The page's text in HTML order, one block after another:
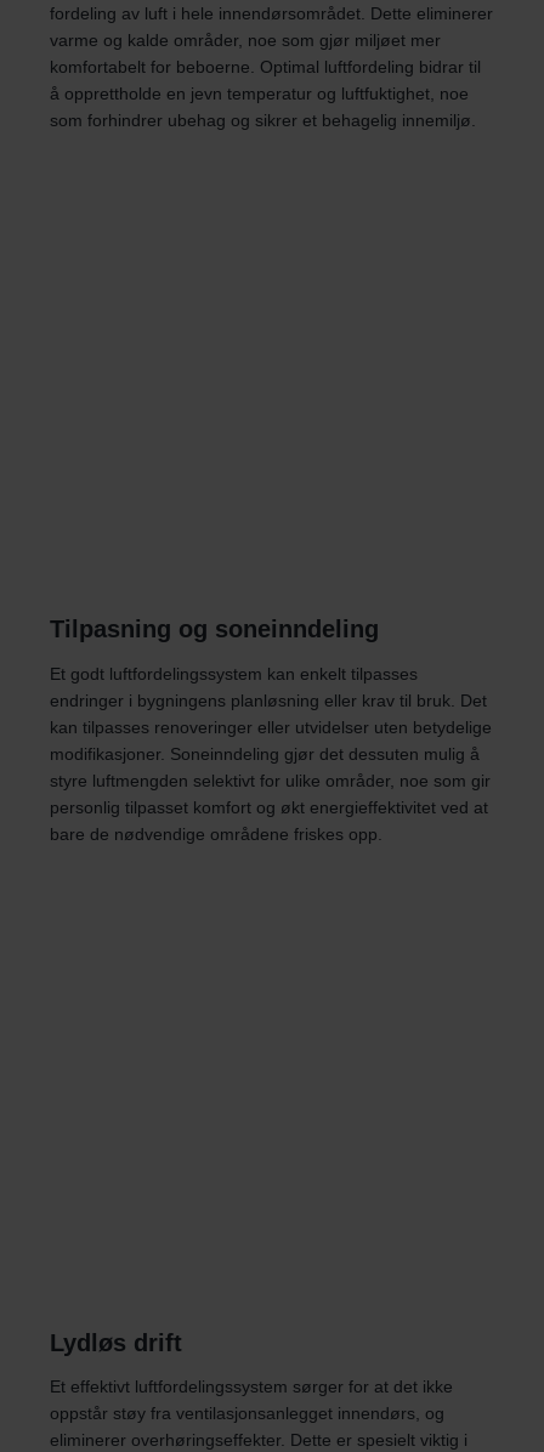
fordeling av luft i hele innendørsområdet. Dette eliminerer
varme og kalde områder, noe som gjør miljøet mer
komfortabelt for beboerne. Optimal luftfordeling bidrar til
å opprettholde en jevn temperatur og luftfuktighet, noe
som forhindrer ubehag og sikrer et behagelig innemiljø.
Tilpasning og soneinndeling
Et godt luftfordelingssystem kan enkelt tilpasses
endringer i bygningens planløsning eller krav til bruk. Det
kan tilpasses renoveringer eller utvidelser uten betydelige
modifikasjoner. Soneinndeling gjør det dessuten mulig å
styre luftmengden selektivt for ulike områder, noe som gir
personlig tilpasset komfort og økt energieffektivitet ved at
bare de nødvendige områdene friskes opp.
Lydløs drift
Et effektivt luftfordelingssystem sørger for at det ikke
oppstår støy fra ventilasjonsanlegget innendørs, og
eliminerer overhøringseffekter. Dette er spesielt viktig i